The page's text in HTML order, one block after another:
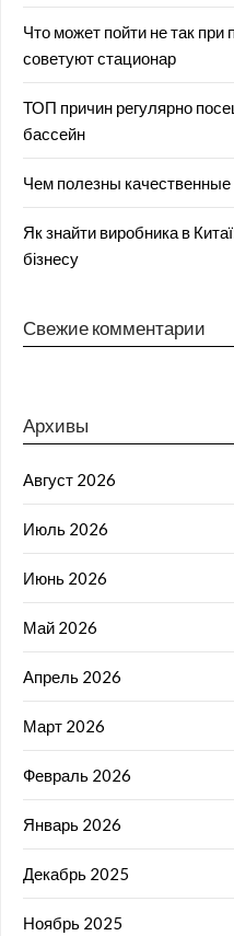
Что может пойти не так
советуют стационар
ТОП причин регулярно
бассейн
Чем полезны
Як знайти виробника в
бізнесу
Свежие комментарии
Архивы
Август 2026
Июль 2026
Июнь 2026
Май 2026
Апрель 2026
Март 2026
Февраль 2026
Январь 2026
Декабрь 2025
Ноябрь 2025